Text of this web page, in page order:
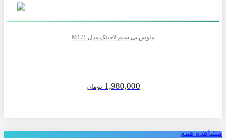
ماوس بی سیم لاجیتک مدل M171
1,980,000 تومان
مشاهده همه